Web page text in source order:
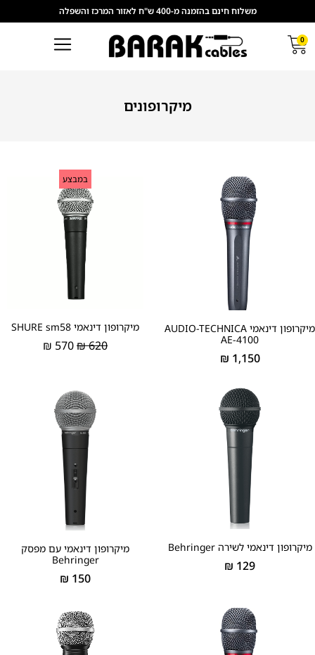
משלוח חינם בהזמנה מ-400 ש"ח לאזור המרכז והשפלה
0
מיקרופונים
מיקרופון דינאמי AUDIO-TECHNICA
AE-4100
1,150
₪
במבצע
מיקרופון דינאמי SHURE sm58
620
₪
570
₪
מיקרופון דינאמי לשירה Behringer
129
₪
מיקרופון דינאמי עם מפסק
Behringer
150
₪